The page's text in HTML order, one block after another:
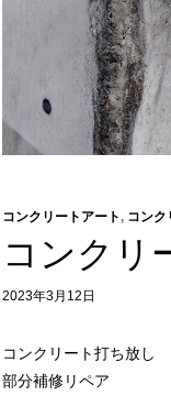
コンクリートアート , コンク
コンクリ
2023年3月12日
コンクリート打ち放し
部分補修リペア